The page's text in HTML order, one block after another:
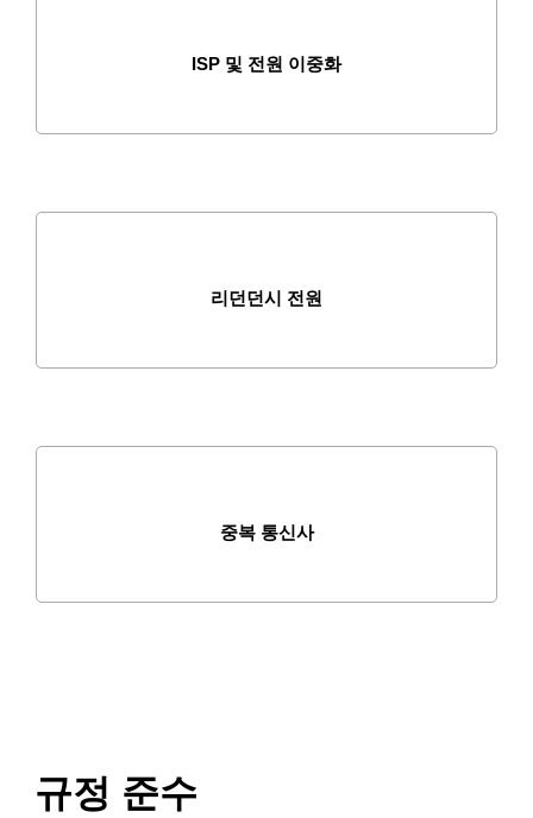
ISP 및 전원 이중화
리던던시 전원
중복 통신사
규정 준수